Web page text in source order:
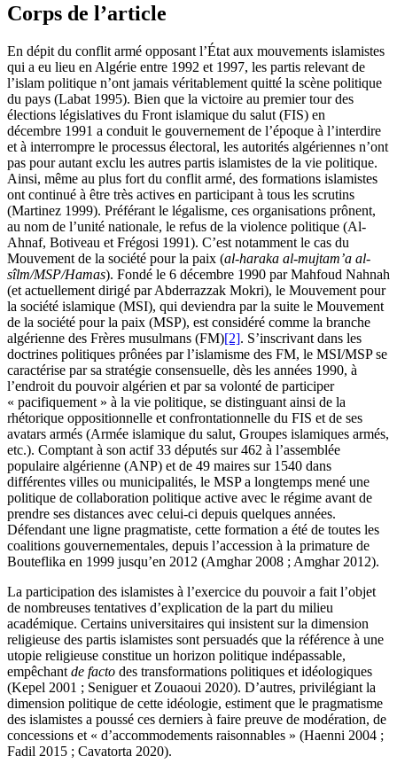
Corps de l’article
En dépit du conflit armé opposant l’État aux mouvements islamistes
qui a eu lieu en Algérie entre 1992 et 1997, les partis relevant de
l’islam politique n’ont jamais véritablement quitté la scène politique
du pays (Labat 1995). Bien que la victoire au premier tour des
élections législatives du Front islamique du salut (FIS) en
décembre 1991 a conduit le gouvernement de l’époque à l’interdire
et à interrompre le processus électoral, les autorités algériennes n’ont
pas pour autant exclu les autres partis islamistes de la vie politique.
Ainsi, même au plus fort du conflit armé, des formations islamistes
ont continué à être très actives en participant à tous les scrutins
(Martinez 1999). Préférant le légalisme, ces organisations prônent,
au nom de l’unité nationale, le refus de la violence politique (Al-
Ahnaf, Botiveau et Frégosi 1991). C’est notamment le cas du
Mouvement de la société pour la paix (al-haraka al-mujtam’a al-
sîlm/MSP/Hamas). Fondé le 6 décembre 1990 par Mahfoud Nahnah
(et actuellement dirigé par Abderrazzak Mokri), le Mouvement pour
la société islamique (MSI), qui deviendra par la suite le Mouvement
de la société pour la paix (MSP), est considéré comme la branche
algérienne des Frères musulmans (FM)[2]. S’inscrivant dans les
doctrines politiques prônées par l’islamisme des FM, le MSI/MSP se
caractérise par sa stratégie consensuelle, dès les années 1990, à
l’endroit du pouvoir algérien et par sa volonté de participer
« pacifiquement » à la vie politique, se distinguant ainsi de la
rhétorique oppositionnelle et confrontationnelle du FIS et de ses
avatars armés (Armée islamique du salut, Groupes islamiques armés,
etc.). Comptant à son actif 33 députés sur 462 à l’assemblée
populaire algérienne (ANP) et de 49 maires sur 1540 dans
différentes villes ou municipalités, le MSP a longtemps mené une
politique de collaboration politique active avec le régime avant de
prendre ses distances avec celui-ci depuis quelques années.
Défendant une ligne pragmatiste, cette formation a été de toutes les
coalitions gouvernementales, depuis l’accession à la primature de
Bouteflika en 1999 jusqu’en 2012 (Amghar 2008 ; Amghar 2012).
La participation des islamistes à l’exercice du pouvoir a fait l’objet
de nombreuses tentatives d’explication de la part du milieu
académique. Certains universitaires qui insistent sur la dimension
religieuse des partis islamistes sont persuadés que la référence à une
utopie religieuse constitue un horizon politique indépassable,
empêchant de facto des transformations politiques et idéologiques
(Kepel 2001 ; Seniguer et Zouaoui 2020). D’autres, privilégiant la
dimension politique de cette idéologie, estiment que le pragmatisme
des islamistes a poussé ces derniers à faire preuve de modération, de
concessions et « d’accommodements raisonnables » (Haenni 2004 ;
Fadil 2015 ; Cavatorta 2020).